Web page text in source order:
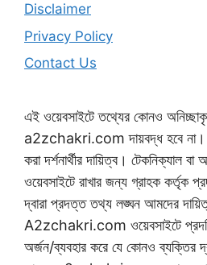
Disclaimer
Privacy Policy
Contact Us
এই ওয়েবসাইটে তথ্যের কোনও
a2zchakri.com দায়বদ্ধ হবে না।
করা দর্শনার্থীর দায়িত্ব। টেকনিক্যাল
ওয়েবসাইটে রাখার জন্য গ্রাহক কর্তৃক
দ্বারা প্রদত্ত তথ্য লঙ্ঘন আমদের
A2zchakri.com ওয়েবসাইটে
অর্জন/ব্যবহার করে যে কোনও ব্যক্তির